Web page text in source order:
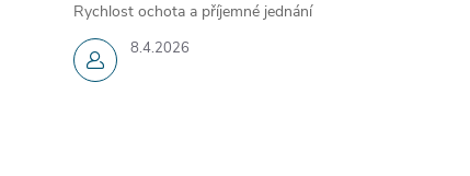
8.4.2026
Rychlost ochota a příjemné jednání